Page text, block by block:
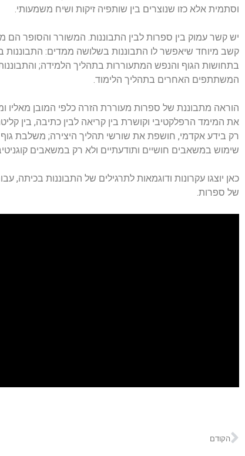
וסתמית אלא כזו שנוצרים בין שותפיה זיקות ושיח משמעותי.
יש קשר עמוק בין ספרות לבין התבוננות. המשורר והסופר
קשב מיוחד שיאפשר לו התבוננות בשלושה ממדים: התבוננות
בתחושות הגוף והנפש המתעוררות בתהליך הלמידה;
המשתתפים האחרים בתהליך הלימוד.
הוראה מתבוננת של ספרות מעוררת הזרה כלפי המובן
את המימד הרפלקטיבי וקושרת בין קריאה לבין כתיבה, בין
רק בידע אקדמי, חושפת את שורשי תהליך היצירה; משלבת גוף
שימוש במשאבים חושיים ותודעתיים ולא רק במשאבים
כאן יוצגו עקרונות ודוגמאות לתרגילים של התבוננות בכיתה,
של ספרות.
הקודם